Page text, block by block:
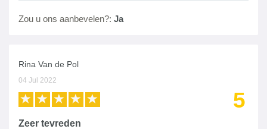
Zou u ons aanbevelen?: Ja
Rina Van de Pol
04 Jul 2022
5
Zeer tevreden